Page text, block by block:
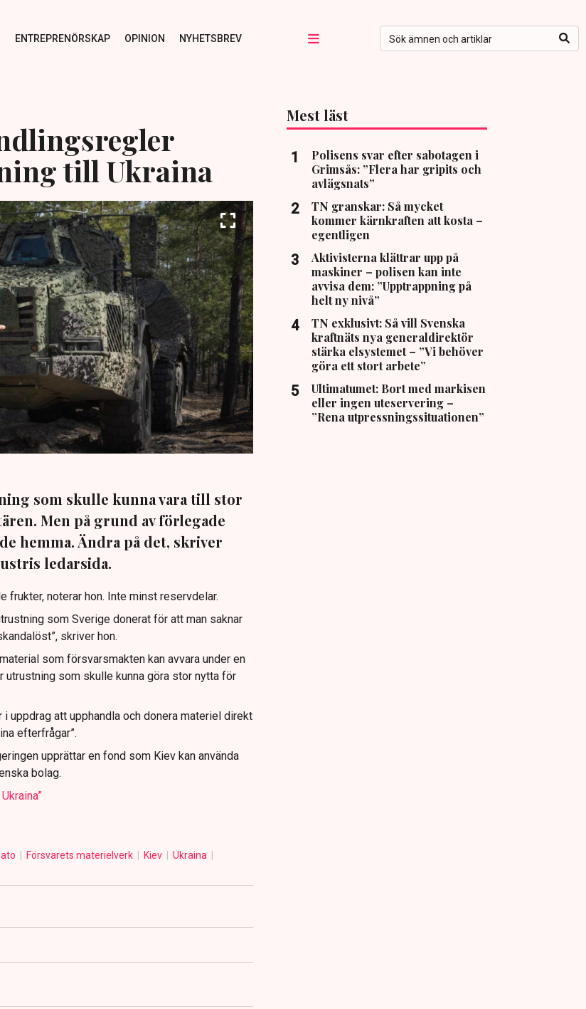
ENTREPRENÖRSKAP OPINION NYHETSBREV
till Ukraina
som skulle kunna vara till stor
Men på grund av förlegade
hemma. Ändra på det, skriver
ledarsida.
frukter, noterar hon. Inte minst reservdelar.
som Sverige donerat för att man saknar
skriver hon.
som försvarsmakten kan avvara under en
utrustning som skulle kunna göra stor nytta för
uppdrag att upphandla och donera materiel direkt
efterfrågar”.
upprättar en fond som Kiev kan använda
bolag.
Försvarets materielverk Kiev
Ukraina
Mest läst
Polisens svar efter sabotagen i
Grimsås: ”Flera har gripits och
avlägsnats”
TN granskar: Så mycket
kommer kärnkraften att kosta –
egentligen
Aktivisterna klättrar upp på
maskiner – polisen kan inte
avvisa dem: ”Upptrappning på
helt ny nivå”
TN exklusivt: Så vill Svenska
kraftnäts nya generaldirektör
stärka elsystemet – ”Vi behöver
göra ett stort arbete”
Ultimatumet: Bort med markisen
eller ingen uteservering –
”Rena utpressningssituationen”